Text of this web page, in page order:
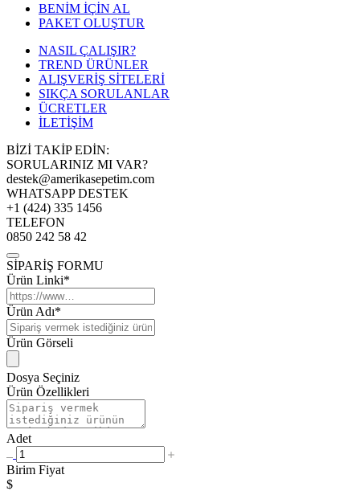
BENİM İÇİN AL
PAKET OLUŞTUR
NASIL ÇALIŞIR?
TREND ÜRÜNLER
ALIŞVERİŞ SİTELERİ
SIKÇA SORULANLAR
ÜCRETLER
İLETİŞİM
BİZİ TAKİP EDİN:
SORULARINIZ MI VAR?
destek@amerikasepetim.com
WHATSAPP DESTEK
+1 (424) 335 1456
TELEFON
0850 242 58 42
SİPARİŞ FORMU
Ürün Linki*
Ürün Adı*
Ürün Görseli
Dosya Seçiniz
Ürün Özellikleri
Adet
Birim Fiyat
$